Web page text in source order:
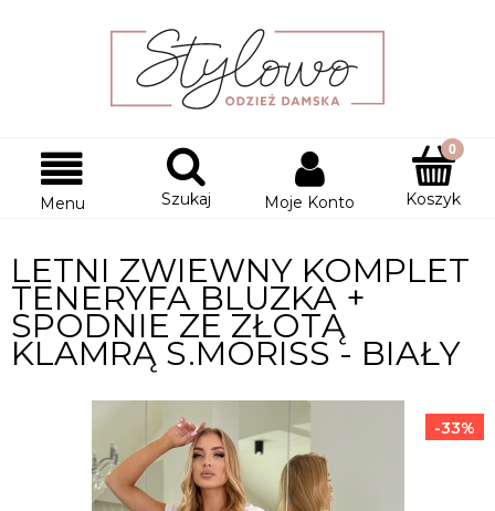
Menu Szukaj Moje Konto Koszyk
LETNI ZWIEWNY KOMPLET
TENERYFA BLUZKA +
SPODNIE ZE ZŁOTĄ
KLAMRĄ S.MORISS - BIAŁY
-33%